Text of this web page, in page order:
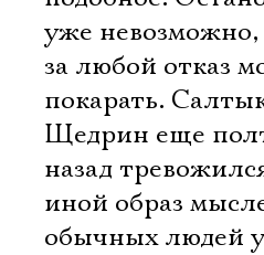
уже невозможно,
за любой отказ
покарать.
Щедрин еще
назад
иной образ
обычных людей
Имя
Ознакомиться